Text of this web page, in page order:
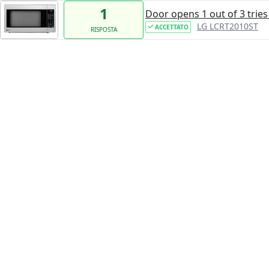
1
RISPOSTA
Door opens 1 out of 3
ACCETTATO LG LCRT2010ST